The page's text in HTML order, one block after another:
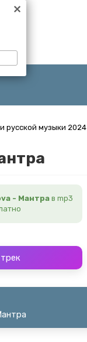
русской музыки 2024
- Мантра в mp3